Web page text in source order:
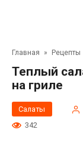
Главная » Рецепты
Теплый салат из фасоли с креветками
на гриле
Салаты
342